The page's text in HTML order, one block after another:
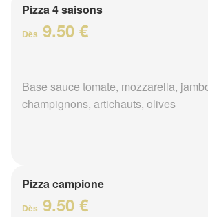
Pizza 4 saisons
Dès 9.50 €
Base sauce tomate, mozzarella,
champignons, artichauts, olives
Pizza campione
Dès 9.50 €